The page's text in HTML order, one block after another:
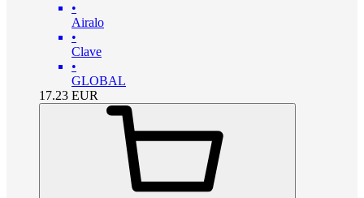
•
Airalo
•
Clave
•
GLOBAL
17.23 EUR